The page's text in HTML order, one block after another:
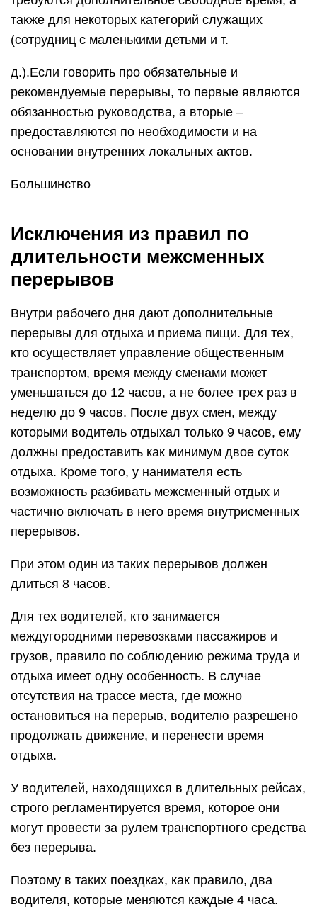
также для некоторых категорий служащих
(сотрудниц с маленькими детьми и т.
д.).Если говорить про обязательные и
рекомендуемые перерывы, то первые являются
обязанностью руководства, а вторые –
предоставляются по необходимости и на
основании внутренних локальных актов.
Большинство
Исключения из правил по
длительности межсменных
перерывов
Внутри рабочего дня дают дополнительные
перерывы для отдыха и приема пищи. Для тех,
кто осуществляет управление общественным
транспортом, время между сменами может
уменьшаться до 12 часов, а не более трех раз в
неделю до 9 часов. После двух смен, между
которыми водитель отдыхал только 9 часов, ему
должны предоставить как минимум двое суток
отдыха. Кроме того, у нанимателя есть
возможность разбивать межсменный отдых и
частично включать в него время внутрисменных
перерывов.
При этом один из таких перерывов должен
длиться 8 часов.
Для тех водителей, кто занимается
междугородними перевозками пассажиров и
грузов, правило по соблюдению режима труда и
отдыха имеет одну особенность. В случае
отсутствия на трассе места, где можно
остановиться на перерыв, водителю разрешено
продолжать движение, и перенести время
отдыха.
У водителей, находящихся в длительных рейсах,
строго регламентируется время, которое они
могут провести за рулем транспортного средства
без перерыва.
Поэтому в таких поездках, как правило, два
водителя, которые меняются каждые 4 часа.